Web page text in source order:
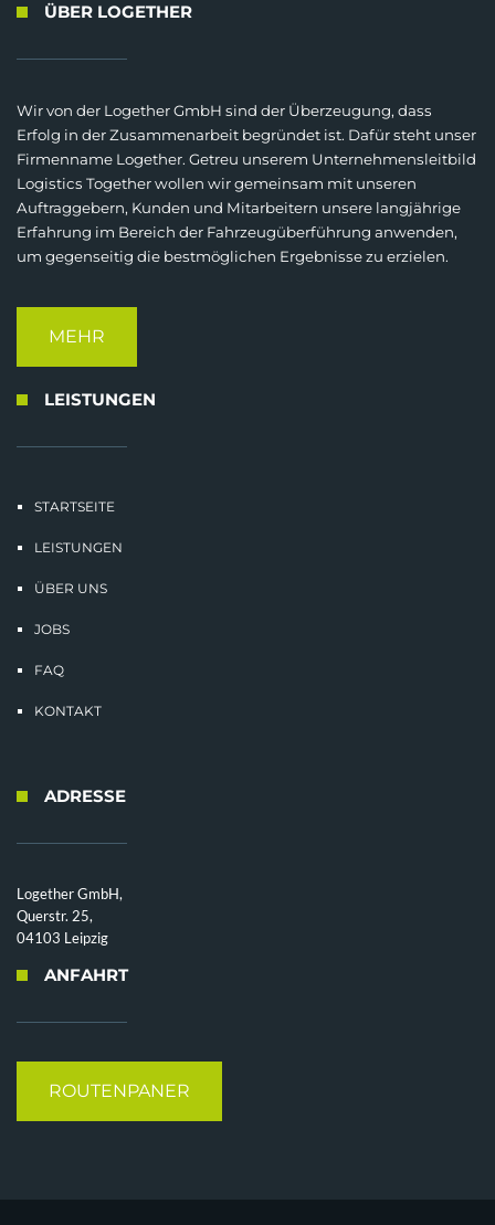
ÜBER LOGETHER
Wir von der Logether GmbH sind der Überzeugung, dass
Erfolg in der Zusammenarbeit begründet ist. Dafür steht unser
Firmenname Logether. Getreu unserem Unternehmensleitbild
Logistics Together wollen wir gemeinsam mit unseren
Auftraggebern, Kunden und Mitarbeitern unsere langjährige
Erfahrung im Bereich der Fahrzeugüberführung anwenden,
um gegenseitig die bestmöglichen Ergebnisse zu erzielen.
MEHR
LEISTUNGEN
STARTSEITE
LEISTUNGEN
ÜBER UNS
JOBS
FAQ
KONTAKT
ADRESSE
Logether GmbH,
Querstr. 25,
04103 Leipzig
ANFAHRT
ROUTENPANER